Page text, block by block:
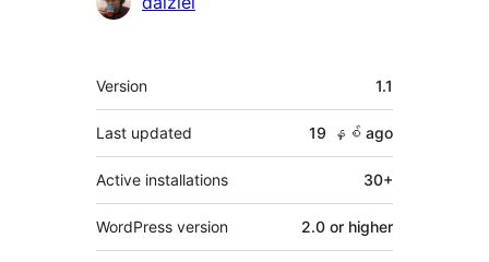
Meta
Version 1.1
Last updated 19 နှစ် ago
Active installations 30+
WordPress version 2.0 or higher